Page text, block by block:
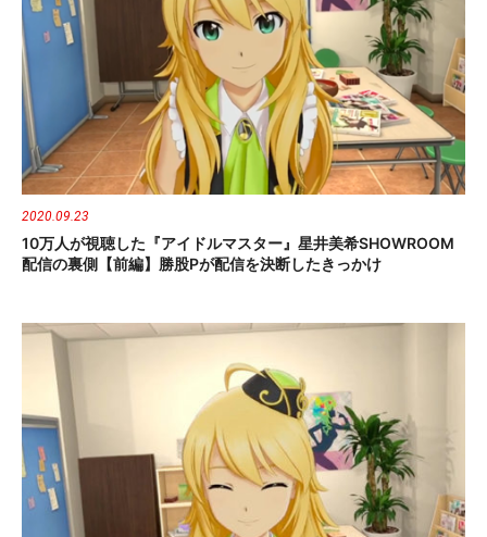
2020.09.23
10万人が視聴した『アイドルマスター』星井美希SHOWROOM
配信の裏側【前編】勝股Pが配信を決断したきっかけ